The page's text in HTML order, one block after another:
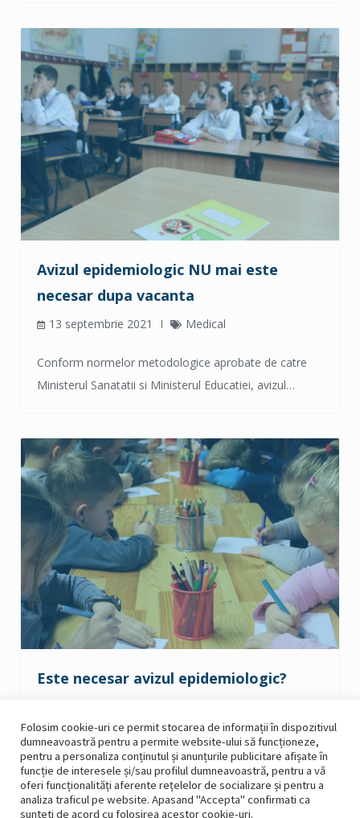
Avizul epidemiologic NU mai este
necesar dupa vacanta
13 septembrie 2021 Medical
Conform normelor metodologice aprobate de catre
Ministerul Sanatatii si Ministerul Educatiei, avizul…
Este necesar avizul epidemiologic?
https://www.hotnews.ro/stiri-sanatate-24277490-
adeverinta-medicala-pentru-inscrierea-colectivitate-a…
Folosim cookie-uri ce permit stocarea de informații în dispozitivul
dumneavoastră pentru a permite website-ului să funcționeze,
pentru a personaliza conținutul și anunțurile publicitare afișate în
funcție de interesele și/sau profilul dumneavoastră, pentru a vă
oferi funcționalități aferente rețelelor de socializare și pentru a
analiza traficul pe website. Apasand "Accepta" confirmati ca
sunteti de acord cu folosirea acestor cookie-uri.